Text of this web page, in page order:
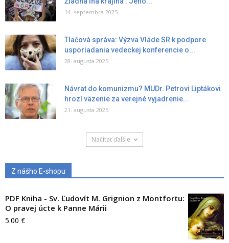
14. septembra 2025
Tlačová správa: Výzva Vláde SR k podpore
usporiadania vedeckej konferencie o...
28. augusta 2025
Návrat do komunizmu? MUDr. Petrovi Liptákovi
hrozí väzenie za verejné vyjadrenie...
21. augusta 2025
Načítať ďalšie
Z nášho E-shopu
PDF Kniha - Sv. Ľudovít M. Grignion z Montfortu:
O pravej úcte k Panne Márii
5.00 €